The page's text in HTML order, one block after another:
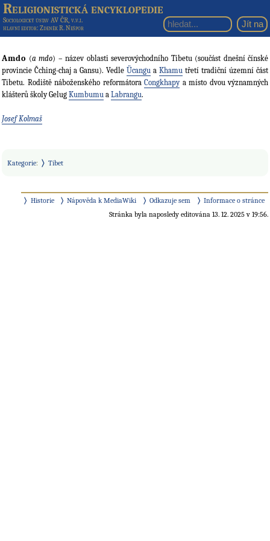
Religionistická encyklopedie
Sociologický ústav AV ČR, v.v.i.
hlavní editor: Zdeněk R. Nešpor
Amdo (a mdo) – název oblasti severovýchodního Tibetu (součást dnešní čínské
provincie Čching-chaj a Gansu). Vedle Ücangu a Khamu třetí tradiční územní část
Tibetu. Rodiště náboženského reformátora Congkhapya místo dvou významných
klášterů školy Gelug Kumbumu a Labrangu.
Josef Kolmaš
Kategorie: Tibet
Historie Nápověda k MediaWiki Odkazuje sem
Informace o stránce
Stránka byla naposledy editována 13. 12. 2025 v 19:56.